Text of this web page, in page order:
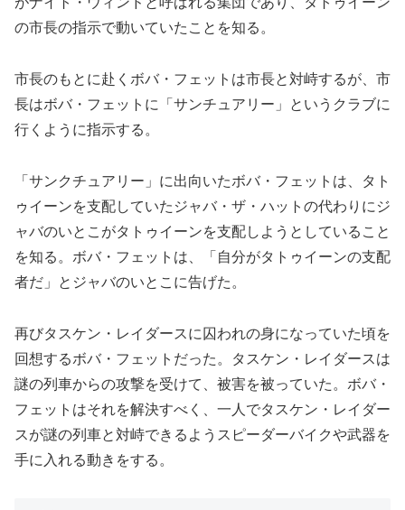
の市長の指示で動いていたことを知る。
市長のもとに赴くボバ・フェットは市長と対峙するが、市
長はボバ・フェットに「サンチュアリー」というクラブに
行くように指示する。
「サンクチュアリー」に出向いたボバ・フェットは、タト
ゥイーンを支配していたジャバ・ザ・ハットの代わりにジ
ャバのいとこがタトゥイーンを支配しようとしていること
を知る。ボバ・フェットは、「自分がタトゥイーンの支配
者だ」とジャバのいとこに告げた。
再びタスケン・レイダースに囚われの身になっていた頃を
回想するボバ・フェットだった。タスケン・レイダースは
謎の列車からの攻撃を受けて、被害を被っていた。ボバ・
フェットはそれを解決すべく、一人でタスケン・レイダー
スが謎の列車と対峙できるようスピーダーバイクや武器を
手に入れる動きをする。